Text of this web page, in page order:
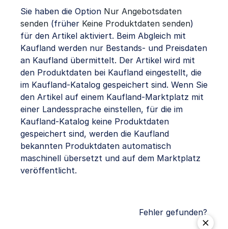
Sie haben die Option Nur Angebotsdaten
senden (früher Keine Produktdaten senden)
für den Artikel aktiviert. Beim Abgleich mit
Kaufland werden nur Bestands- und Preisdaten
an Kaufland übermittelt. Der Artikel wird mit
den Produktdaten bei Kaufland eingestellt, die
im Kaufland-Katalog gespeichert sind. Wenn Sie
den Artikel auf einem Kaufland-Marktplatz mit
einer Landessprache einstellen, für die im
Kaufland-Katalog keine Produktdaten
gespeichert sind, werden die Kaufland
bekannten Produktdaten automatisch
maschinell übersetzt und auf dem Marktplatz
veröffentlicht.
Fehler gefunden?